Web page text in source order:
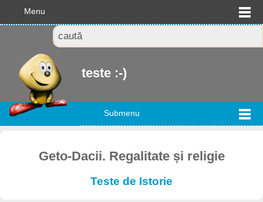
Menu
teste :-)
Submenu
Geto-Dacii. Regalitate și religie
Teste de Istorie